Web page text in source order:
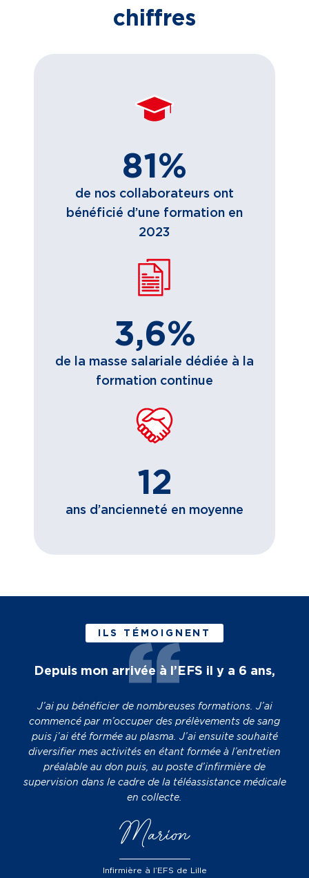
chiffres
81%
de nos collaborateurs ont
bénéficié d’une formation en
2023
3,6%
de la masse salariale dédiée à la
formation continue
12
ans d’ancienneté en moyenne
ILS TÉMOIGNENT
Depuis mon arrivée à l’EFS il y a 6 ans,
J’ai pu bénéficier de nombreuses formations. J’ai
commencé par m’occuper des prélèvements de sang
puis j’ai été formée au plasma. J’ai ensuite souhaité
diversifier mes activités en étant formée à l’entretien
préalable au don puis, au poste d’infirmière de
supervision dans le cadre de la téléassistance médicale
en collecte.
Marion
Infirmière à l’EFS de Lille